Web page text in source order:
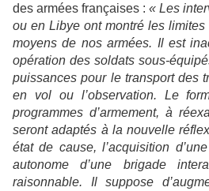
des armées françaises : « Les
ou en Libye ont montré les limites
moyens de nos armées. Il est
opération des soldats sous-
puissances pour le transport des
en vol ou l’observation. Le
programmes d’armement, à
seront adaptés à la nouvelle
état de cause, l’acquisition
autonome d’une brigade
raisonnable. Il suppose